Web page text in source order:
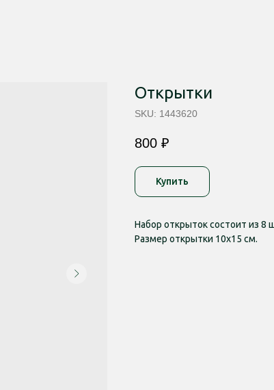
Открытки
SKU: 1443620
800 ₽
Купить
Набор открыток состоит из 8
Размер открытки 10х15 см.